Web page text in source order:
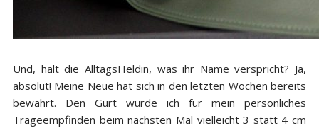
Und, hält die AlltagsHeldin, was ihr Name verspricht? Ja,
absolut! Meine Neue hat sich in den letzten Wochen bereits
bewährt. Den Gurt würde ich für mein persönliches
Trageempfinden beim nächsten Mal vielleicht 3 statt 4 cm